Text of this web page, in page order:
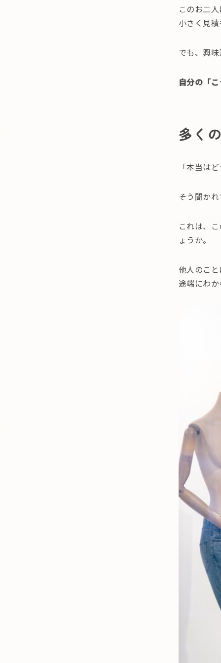
このお二
小さく見
でも、興
自分の「
多く
「本当は
そう聞か
これは、
ょうか。
他人のこ
途端にわ